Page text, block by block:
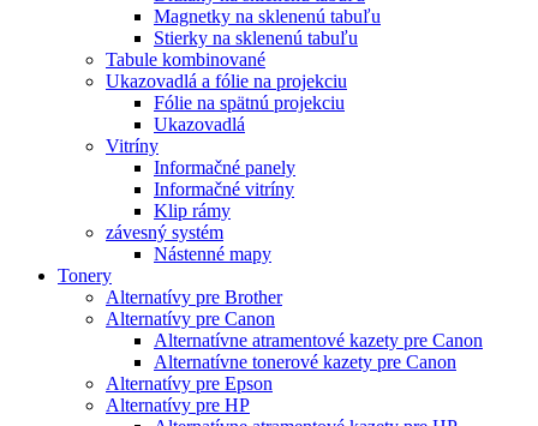
Magnetky na sklenenú tabuľu
Stierky na sklenenú tabuľu
Tabule kombinované
Ukazovadlá a fólie na projekciu
Fólie na spätnú projekciu
Ukazovadlá
Vitríny
Informačné panely
Informačné vitríny
Klip rámy
závesný systém
Nástenné mapy
Tonery
Alternatívy pre Brother
Alternatívy pre Canon
Alternatívne atramentové kazety pre Canon
Alternatívne tonerové kazety pre Canon
Alternatívy pre Epson
Alternatívy pre HP